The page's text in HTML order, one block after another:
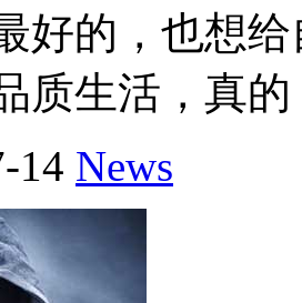
好的，也想
质生活，真的
14 News